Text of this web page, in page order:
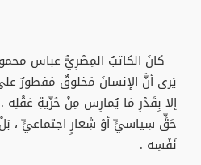
يَرى أنَّ الإنسانَ مَخلوقٌ مَفطورٌ
إلا بِقَدْرِ مَا يُمارِس مِنْ حُرِّيةِ
حَقٍّ سِياسيٍّ أوْ شِعارٍ اجتماعيٍّ ،
نَفْسِه .